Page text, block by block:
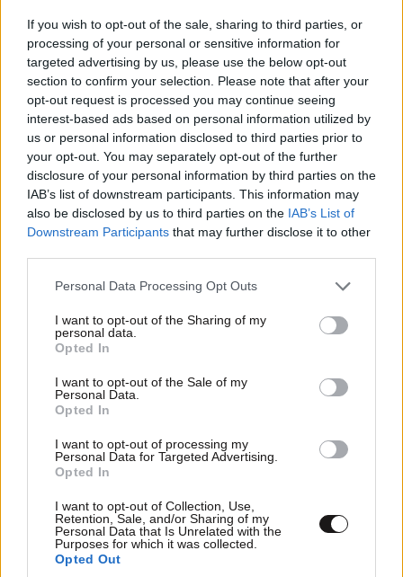
If you wish to opt-out of the sale, sharing to third parties, or
processing of your personal or sensitive information for
targeted advertising by us, please use the below opt-out
section to confirm your selection. Please note that after your
opt-out request is processed you may continue seeing
interest-based ads based on personal information utilized by
us or personal information disclosed to third parties prior to
your opt-out. You may separately opt-out of the further
disclosure of your personal information by third parties on the
IAB’s list of downstream participants. This information may
also be disclosed by us to third parties on the IAB’s List of
Downstream Participants that may further disclose it to other
Please note that this website/app uses one or more Google
not limited to your visit or usage behaviour. You may click to
grant or deny consent to Google and its third-party tags to
use your data for below specified purposes in below Google
consent section.
Personal Data Processing Opt Outs
I want to opt-out of the Sharing of my
personal data.
Opted In
I want to opt-out of the Sale of my
Personal Data.
Opted In
I want to opt-out of processing my
Personal Data for Targeted Advertising.
Opted In
I want to opt-out of Collection, Use,
Retention, Sale, and/or Sharing of my
Personal Data that Is Unrelated with the
Purposes for which it was collected.
Opted Out
Επιπλέον, προβλέπεται κίνητρο ταχείας
αδειοδότησης, που εφαρμόζεται ειδικά στις μεγάλες
επενδύσεις και στις «Περιοχές Ειδικής Ενίσχυσης».
Οι σχετικές άδειες θα πρέπει να εκδίδονται εντός
δύο μηνών, ενώ η έγκριση περιβαλλοντικών όρων
Όπως έχει επισημάνει ο υπουργός, «για πρώτη φορά
καθεστώς συνολικού ύψους 150 εκατ. ευρώ για
επενδυτικά σχέδια τουλάχιστον 2 εκατ. ευρώ που θα
αναπτυχθούν στους παραμεθόριους νομούς. Αυτό
αφορά πρωτίστως τη Μακεδονία μας και τη Θράκη
τα οποία επίσης θα χρηματοδοτηθούν με 150 εκατ.
ευρώ έκαστο, αφορούν τη μεταποίηση και τις
καθεμία. Συνολικά το 2025 και το 2026 θα δοθούν
900 εκατ. ευρώ σε φοροαπαλλαγές και
επιχορηγήσεις, με προτεραιότητα στην παραμεθόριο